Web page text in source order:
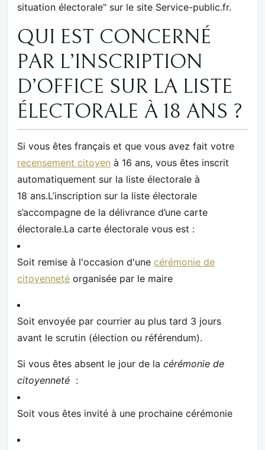
situation électorale" sur le site Service-public.fr.
QUI EST CONCERNÉ
PAR L’INSCRIPTION
D’OFFICE SUR LA LISTE
ÉLECTORALE À 18 ANS ?
Si vous êtes français et que vous avez fait votre
recensement citoyen à 16 ans, vous êtes inscrit
automatiquement sur la liste électorale à
18 ans.L’inscription sur la liste électorale
s’accompagne de la délivrance d’une carte
électorale.La carte électorale vous est :
Soit remise à l'occasion d'une cérémonie de
citoyenneté organisée par le maire
Soit envoyée par courrier au plus tard 3 jours
avant le scrutin (élection ou référendum).
Si vous êtes absent le jour de la cérémonie de
citoyenneté :
Soit vous êtes invité à une prochaine cérémonie